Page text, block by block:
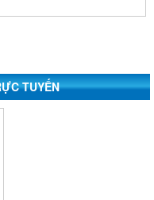
TUYẾN